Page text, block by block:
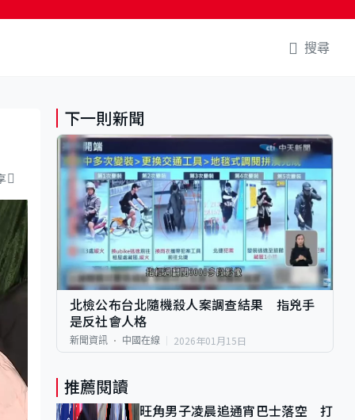
搜尋
下一則新聞
北檢公布台北隨機殺人案調查結果 指兇手
是反社會人格
新聞資訊 中國在線 2026年01月15日
推薦閱讀
旺角男子凌晨追通宵巴士落空 打